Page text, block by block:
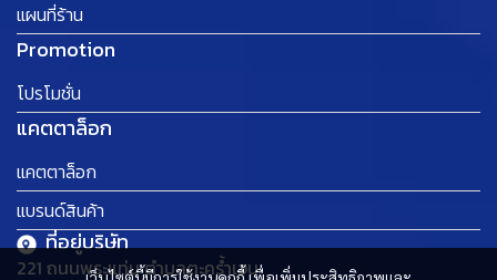
แผนที่ร้าน
Promotion
โปรโมชั่น
แคตตาล็อก
แคตตาล็อก
แบรนด์สินค้า
ที่อยู่บริษัท
221 ถนนพระแท่น ตำบลตะคร้ำเอน